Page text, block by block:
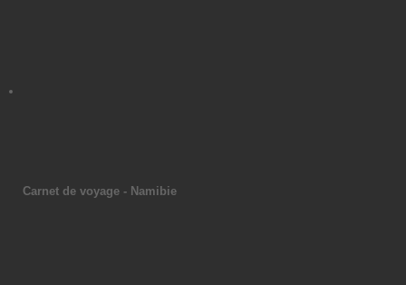
Carnet de voyage - Namibie